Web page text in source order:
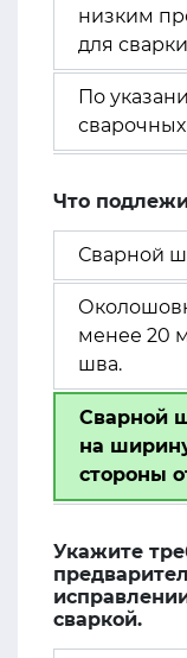
низким
для
По
Что
Сварной
менее 20
шва.
Сварной
на
стороны
Укажите
сваркой.